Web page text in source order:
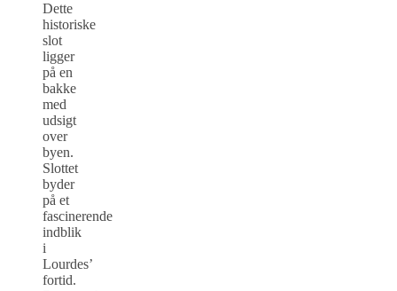
Dette
historiske
slot
ligger
på en
bakke
med
udsigt
over
byen.
Slottet
byder
på et
fascinerende
indblik
i
Lourdes’
fortid.